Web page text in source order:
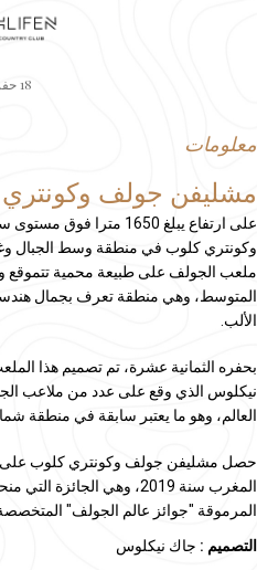
18 حفرة
معلومات
مشليفن جولف
على ارتفاع يبلغ 1650
وكونتري كلوب في منطقة وسط الجبال
ملعب الجولف على طبيعة محمية
المتوسط، وهي منطقة تعرف بجمال
الألب.
بحفره الثمانية عشرة، تم تصميم هذا
نيكلوس الذي وقع على عدد من ملاعب
العالم، وهو ما يعتبر سابقة في منطقة
حصل مشليفن جولف وكونتري كلوب
المغرب سنة 2019، وهي
المرموقة "جوائز عالم الجولف"
التصميم : جاك نيكلوس